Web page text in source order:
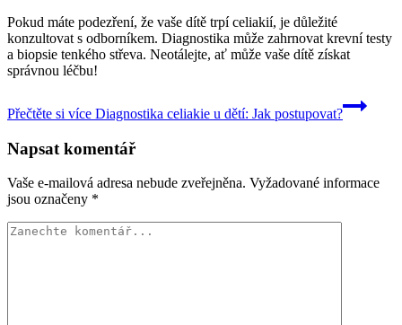
Pokud máte podezření, že vaše dítě trpí celiakií, je důležité
konzultovat s odborníkem. Diagnostika může zahrnovat krevní testy
a biopsie tenkého střeva. Neotálejte, ať může vaše dítě získat
správnou léčbu!
Přečtěte si více Diagnostika celiakie u dětí: Jak postupovat?
Napsat komentář
Vaše e-mailová adresa nebude zveřejněna. Vyžadované informace
jsou označeny *